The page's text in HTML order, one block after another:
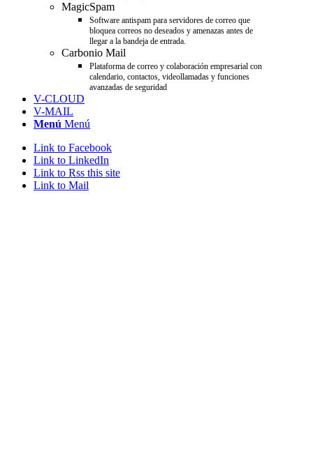
MagicSpam
Software antispam para servidores de correo que
bloquea correos no deseados y amenazas antes de
llegar a la bandeja de entrada.
Carbonio Mail
Plataforma de correo y colaboración empresarial con
calendario, contactos, videollamadas y funciones
avanzadas de seguridad
V-CLOUD
V-MAIL
Menú Menú
Link to Facebook
Link to LinkedIn
Link to Rss this site
Link to Mail